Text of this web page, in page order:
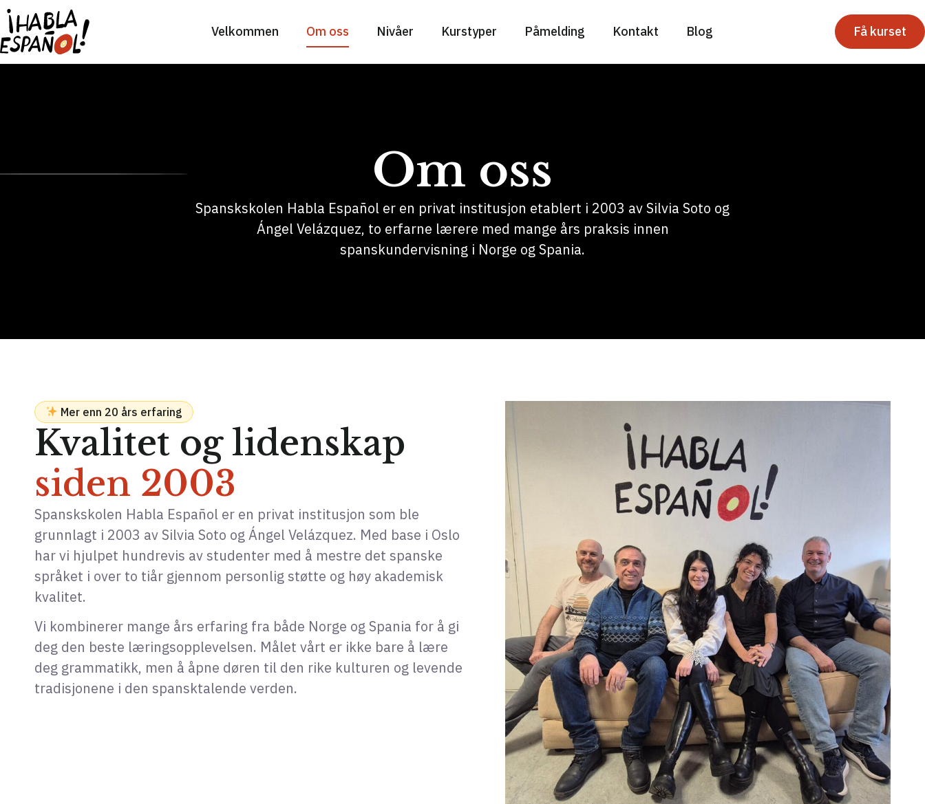
Velkommen Om oss Nivåer Kurstyper Påmelding Kontakt Blog Få kurset
Om oss
Spanskskolen Habla Español er en privat institusjon etablert i 2003 av Silvia Soto og
Ángel Velázquez, to erfarne lærere med mange års praksis innen
spanskundervisning i Norge og Spania.
Mer enn 20 års erfaring
Kvalitet og lidenskap
siden 2003
Spanskskolen Habla Español er en privat institusjon som ble
grunnlagt i 2003 av Silvia Soto og Ángel Velázquez. Med base i Oslo
har vi hjulpet hundrevis av studenter med å mestre det spanske
språket i over to tiår gjennom personlig støtte og høy akademisk
kvalitet.
Vi kombinerer mange års erfaring fra både Norge og Spania for å gi
deg den beste læringsopplevelsen. Målet vårt er ikke bare å lære
deg grammatikk, men å åpne døren til den rike kulturen og levende
tradisjonene i den spansktalende verden.